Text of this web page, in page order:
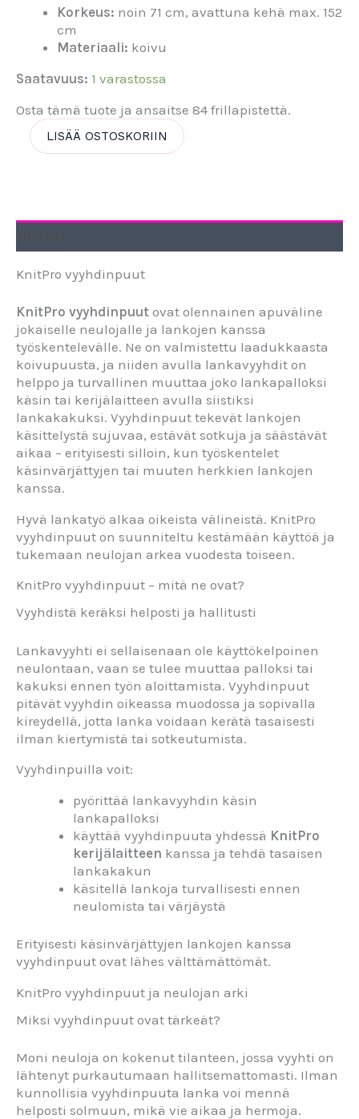
Korkeus: noin 71 cm, avattuna kehä max. 152
cm
Materiaali: koivu
Saatavuus: 1 varastossa
Osta tämä tuote ja ansaitse 84 frillapistettä.
LISÄÄ OSTOSKORIIN
KnitPro vyyhdinpuut
KnitPro vyyhdinpuut ovat olennainen apuväline
jokaiselle neulojalle ja lankojen kanssa
työskentelevälle. Ne on valmistettu laadukkaasta
koivupuusta, ja niiden avulla lankavyyhdit on
helppo ja turvallinen muuttaa joko lankapalloksi
käsin tai kerijälaitteen avulla siistiksi
lankakakuksi. Vyyhdinpuut tekevät lankojen
käsittelystä sujuvaa, estävät sotkuja ja säästävät
aikaa – erityisesti silloin, kun työskentelet
käsinvärjättyjen tai muuten herkkien lankojen
kanssa.
Hyvä lankatyö alkaa oikeista välineistä. KnitPro
vyyhdinpuut on suunniteltu kestämään käyttöä ja
tukemaan neulojan arkea vuodesta toiseen.
KnitPro vyyhdinpuut – mitä ne ovat?
Vyyhdistä keräksi helposti ja hallitusti
Lankavyyhti ei sellaisenaan ole käyttökelpoinen
neulontaan, vaan se tulee muuttaa palloksi tai
kakuksi ennen työn aloittamista. Vyyhdinpuut
pitävät vyyhdin oikeassa muodossa ja sopivalla
kireydellä, jotta lanka voidaan kerätä tasaisesti
ilman kiertymistä tai sotkeutumista.
Vyyhdinpuilla voit:
pyörittää lankavyyhdin käsin
lankapalloksi
käyttää vyyhdinpuuta yhdessä KnitPro
kerijälaitteen kanssa ja tehdä tasaisen
lankakakun
käsitellä lankoja turvallisesti ennen
neulomista tai värjäystä
Erityisesti käsinvärjättyjen lankojen kanssa
vyyhdinpuut ovat lähes välttämättömät.
KnitPro vyyhdinpuut ja neulojan arki
Miksi vyyhdinpuut ovat tärkeät?
Moni neuloja on kokenut tilanteen, jossa vyyhti on
lähtenyt purkautumaan hallitsemattomasti. Ilman
kunnollisia vyyhdinpuuta lanka voi mennä
helposti solmuun, mikä vie aikaa ja hermoja.